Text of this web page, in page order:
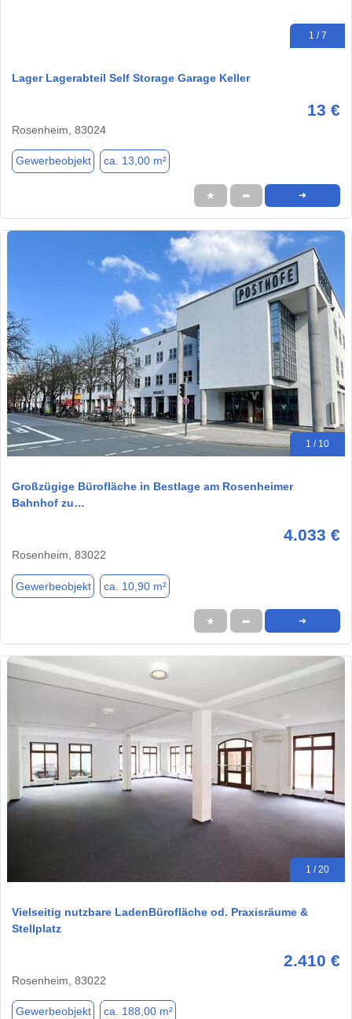
1 / 7
Lager Lagerabteil Self Storage Garage Keller
13 €
Rosenheim, 83024
Gewerbeobjekt ca. 13,00 m²
★ ➦ ➜
1 / 10
Großzügige Bürofläche in Bestlage am Rosenheimer
Bahnhof zu…
4.033 €
Rosenheim, 83022
Gewerbeobjekt ca. 10,90 m²
★ ➦ ➜
1 / 20
Vielseitig nutzbare LadenBürofläche od. Praxisräume &
Stellplatz
2.410 €
Rosenheim, 83022
Gewerbeobjekt ca. 188,00 m²